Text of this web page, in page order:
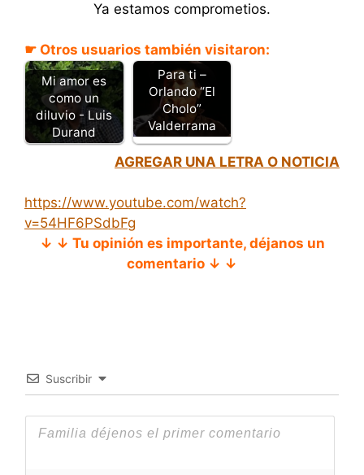
Ya estamos comprometios.
☛ Otros usuarios también visitaron:
Mi amor es
como un
diluvio - Luis
Durand
Para ti –
Orlando “El
Cholo”
Valderrama
AGREGAR UNA LETRA O NOTICIA
https://www.youtube.com/watch?
v=54HF6PSdbFg
↓ ↓ Tu opinión es importante, déjanos un
comentario ↓ ↓
Suscribir